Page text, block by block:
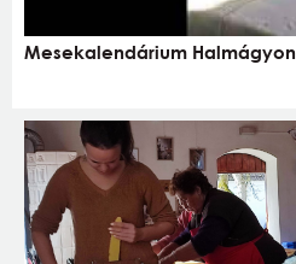
Mesekalendárium Halmágyon